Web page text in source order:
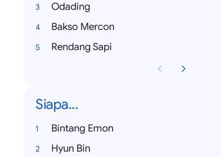
Odading
Bakso Mercon
Rendang Sapi
Siapa...
Bintang Emon
Hyun Bin